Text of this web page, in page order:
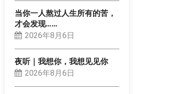
当你一人熬过人生所有的苦，
才会发现……
2026年8月6日
夜听｜我想你，我想见见你
2026年8月6日